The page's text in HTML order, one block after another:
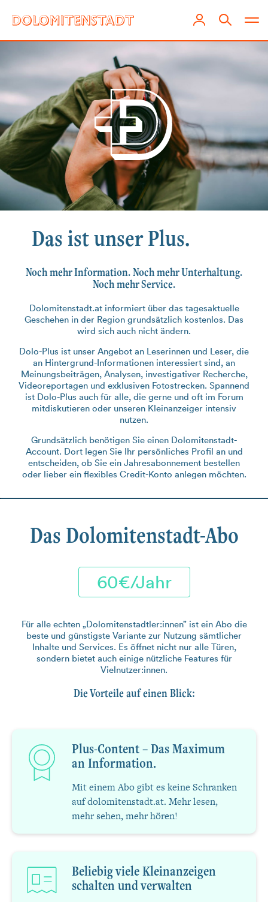
Das ist unser Plus.
Noch mehr Information. Noch mehr Unterhaltung.
Noch mehr Service.
Dolomitenstadt.at informiert über das tagesaktuelle
Geschehen in der Region grundsätzlich kostenlos. Das
wird sich auch nicht ändern.
Dolo-Plus ist unser Angebot an Leserinnen und Leser, die
an Hintergrund-Informationen interessiert sind, an
Meinungsbeiträgen, Analysen, investigativer Recherche,
Videoreportagen und exklusiven Fotostrecken. Spannend
ist Dolo-Plus auch für alle, die gerne und oft im Forum
mitdiskutieren oder unseren Kleinanzeiger intensiv
nutzen.
Grundsätzlich benötigen Sie einen Dolomitenstadt-
Account. Dort legen Sie Ihr persönliches Profil an und
entscheiden, ob Sie ein Jahresabonnement bestellen
oder lieber ein flexibles Credit-Konto anlegen möchten.
Das Dolomitenstadt-Abo
60€/Jahr
Für alle echten „Dolomitenstadtler:innen” ist ein Abo die
beste und günstigste Variante zur Nutzung sämtlicher
Inhalte und Services. Es öffnet nicht nur alle Türen,
sondern bietet auch einige nützliche Features für
Vielnutzer:innen.
Die Vorteile auf einen Blick:
Plus-Content – Das Maximum
an Information.
Mit einem Abo gibt es keine Schranken
auf dolomitenstadt.at. Mehr lesen,
mehr sehen, mehr hören!
Beliebig viele Kleinanzeigen
schalten und verwalten